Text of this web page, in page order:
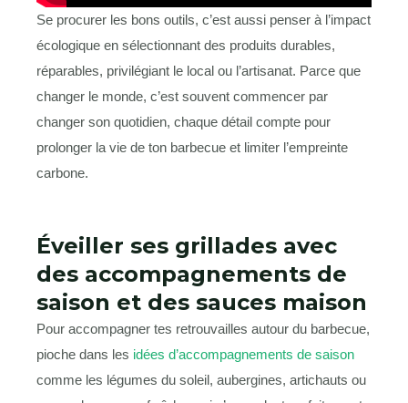
Se procurer les bons outils, c’est aussi penser à l’impact
écologique en sélectionnant des produits durables,
réparables, privilégiant le local ou l’artisanat. Parce que
changer le monde, c’est souvent commencer par
changer son quotidien, chaque détail compte pour
prolonger la vie de ton barbecue et limiter l’empreinte
carbone.
Éveiller ses grillades avec
des accompagnements de
saison et des sauces maison
Pour accompagner tes retrouvailles autour du barbecue,
pioche dans les idées d’accompagnements de saison
comme les légumes du soleil, aubergines, artichauts ou